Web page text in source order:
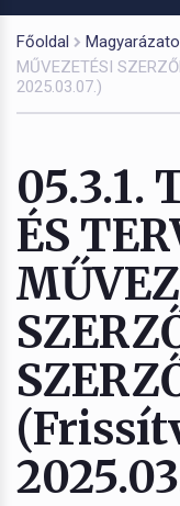
Főoldal
MŰVEZETÉSI
2025.03.07.)
05.3.1.
ÉS